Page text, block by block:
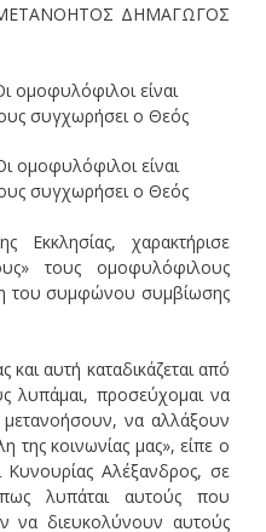
ΔΗΜΑΓΩΓΟΣ
ομοφυλόφιλοι είναι
συγχωρήσει ο Θεός
Εκκλησίας, χαρακτήρισε
τους ομοφυλόφιλους
του συμφώνου συμβίωσης
και αυτή καταδικάζεται από
λυπάμαι, προσεύχομαι να
να αλλάξουν
της κοινωνίας μας», είπε ο
Κυνουρίας Αλέξανδρος, σε
λυπάται αυτούς που
διευκολύνουν αυτούς